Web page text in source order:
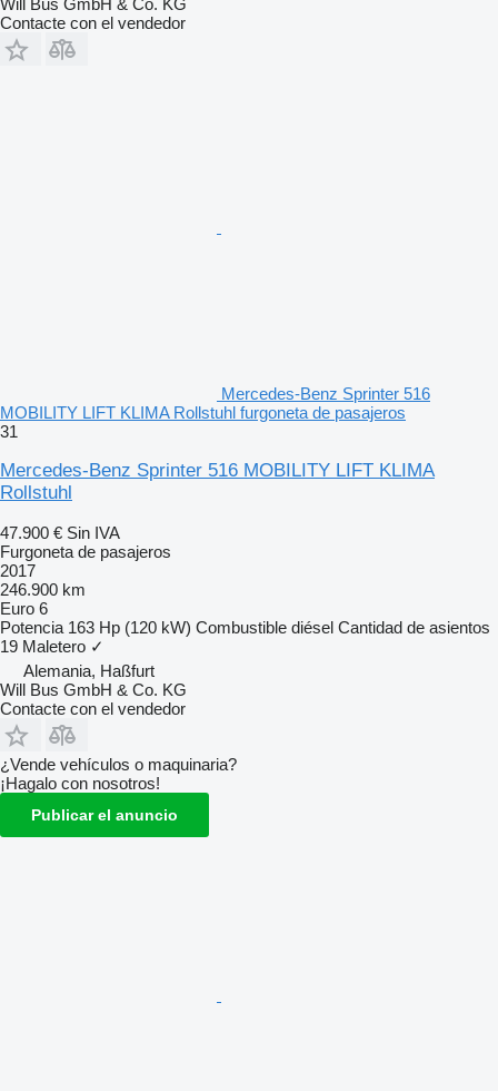
Will Bus GmbH & Co. KG
Contacte con el vendedor
Mercedes-Benz Sprinter 516
MOBILITY LIFT KLIMA Rollstuhl furgoneta de pasajeros
31
Mercedes-Benz Sprinter 516 MOBILITY LIFT KLIMA
Rollstuhl
47.900 € Sin IVA
Furgoneta de pasajeros
2017
246.900 km
Euro 6
Potencia 163 Hp (120 kW) Combustible diésel Cantidad de asientos
19 Maletero ✓
Alemania, Haßfurt
Will Bus GmbH & Co. KG
Contacte con el vendedor
¿Vende vehículos o maquinaria?
¡Hagalo con nosotros!
Publicar el anuncio